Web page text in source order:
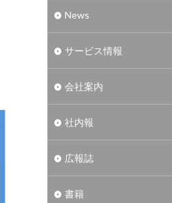
News
サービス情報
会社案内
社内報
広報誌
書籍